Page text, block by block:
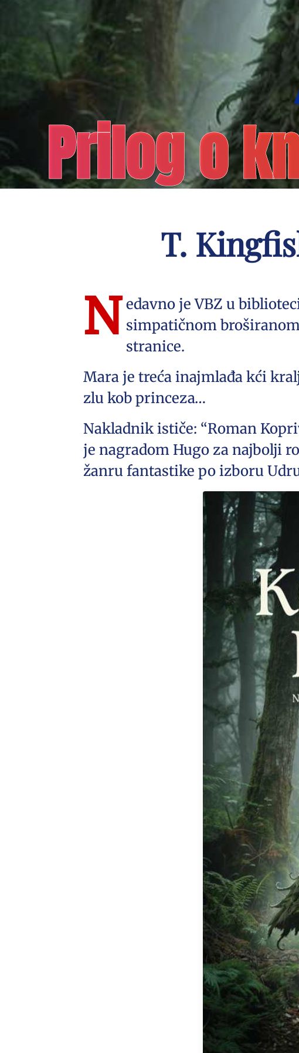
Prilog o
T.
N edavno je VBZ u
simpatičnom
stranice.
Mara je treća inajmlađa kći
zlu kob princeza…
Nakladnik ističe: “Roman
je nagradom Hugo za najbolji
žanru fantastike po izboru